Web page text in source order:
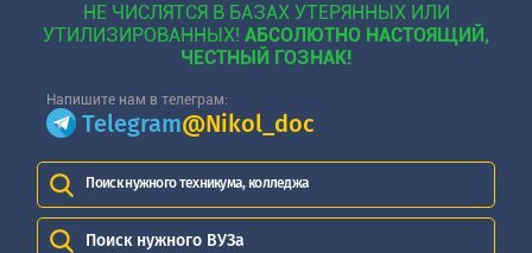
НЕ ЧИСЛЯТСЯ В БАЗАХ УТЕРЯННЫХ ИЛИ
УТИЛИЗИРОВАННЫХ! АБСОЛЮТНО НАСТОЯЩИЙ,
ЧЕСТНЫЙ ГОЗНАК!
Напишите нам в телеграм:
Telegram@Nikol_doc
Поиск нужного техникума, колледжа
Поиск нужного ВУЗа